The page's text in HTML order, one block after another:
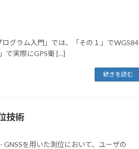
グラム入門」では、「その１」でWGS84
で実際にGPS衛 […]
続きを読む
技術
を用いた測位において、ユーザの